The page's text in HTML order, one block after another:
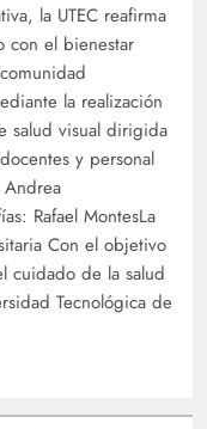
y
e
la UTEC reafirma
con el bienestar
la realización
salud visual dirigida
y personal
Rafael MontesLa
Con el objetivo
cuidado de la salud
Tecnológica de